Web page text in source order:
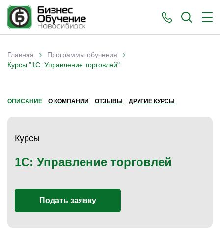
Вы здесь
Главная › Программы обучения ›
Курсы "1С: Управление торговлей"
ОПИСАНИЕ О КОМПАНИИ ОТЗЫВЫ ДРУГИЕ КУРСЫ
Курсы
1С: Управление торговлей
Подать заявку